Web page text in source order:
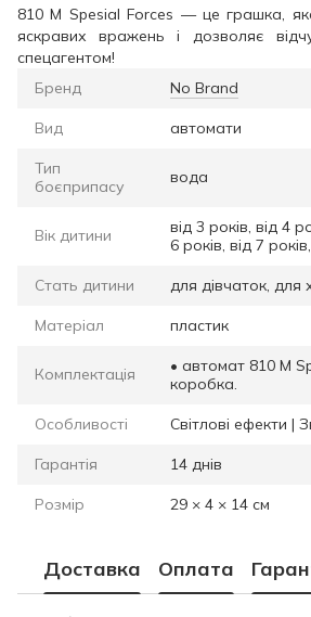
810 M Spesial Forces — це грашка,
яскравих вражень і дозволяє
спецагентом!
Бренд
No Brand
Вид автомати
Тип
боєприпасу
вода
Вік дитини
від 3 років, від 4
6 років, від 7
Стать дитини для дівчаток, для
Матеріал пластик
Комплектація
• автомат 810 M
коробка.
Особливості Світлові ефекти |
Гарантія 14 днів
Розмір 29 × 4 × 14 см
Доставка Оплата